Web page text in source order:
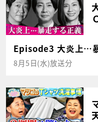
Episode3 大炎上…
8月5日(水)放送分